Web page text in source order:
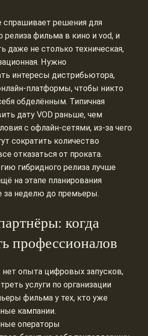
решения для
релиза фильма в кино и vod, и
даже не столько техническая,
Нужно
интересы дистрибьютора,
чтобы никто
обделённым. Типичная
дату VOD раньше, чем
с офлайн‑сетями, из‑за чего
сократить количество
отказаться от проката.
гибридного релиза лучше
на этапе планирования
за неделю до премьеры.
когда
профессионалов
опыта цифровых запусков,
услуги по организации
фильма у тех, кто уже
кампании.
операторы